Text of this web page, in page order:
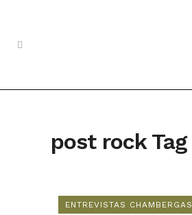
post rock Tag
ENTREVISTAS CHAMBERGAS